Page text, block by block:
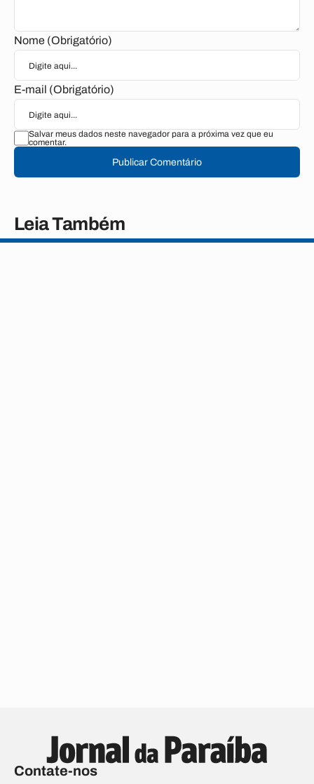
Nome (Obrigatório)
E-mail (Obrigatório)
Salvar meus dados neste navegador para a próxima vez que eu
comentar.
Publicar Comentário
Leia Também
Contate-nos